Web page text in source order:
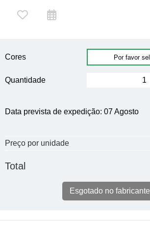
Cores
Quantidade
Data prevista de expedição: 07 Agosto
Preço por unidade
Total
Esgotado no fabricante